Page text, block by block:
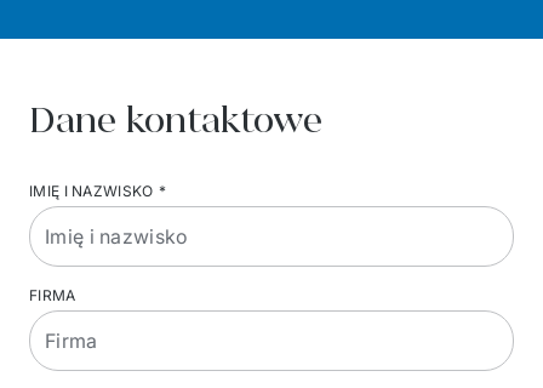
Dane kontaktowe
IMIĘ I NAZWISKO *
FIRMA